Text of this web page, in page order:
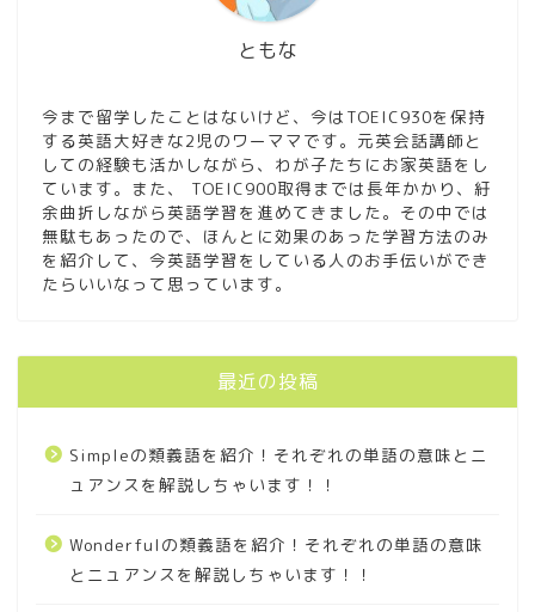
ともな
今まで留学したことはないけど、今はTOEIC930を保持
する英語大好きな2児のワーママです。元英会話講師と
しての経験も活かしながら、わが子たちにお家英語をし
ています。また、 TOEIC900取得までは長年かかり、紆
余曲折しながら英語学習を進めてきました。その中では
無駄もあったので、ほんとに効果のあった学習方法のみ
を紹介して、今英語学習をしている人のお手伝いができ
たらいいなって思っています。
最近の投稿
Simpleの類義語を紹介！それぞれの単語の意味とニ
ュアンスを解説しちゃいます！！
Wonderfulの類義語を紹介！それぞれの単語の意味
とニュアンスを解説しちゃいます！！
楽天ABCmouseの口コミや
評判は高評価多し！その理
析！
スタディサプリビジネス英
語コースの口コミを
TOEIC900越え元英会話講
師が徹底分析
学習の取入れ方も教えちゃ
【厳選３冊】英語のおもし
ろい絵本の紹介！クスっと
身体の部位を英語絵本で楽